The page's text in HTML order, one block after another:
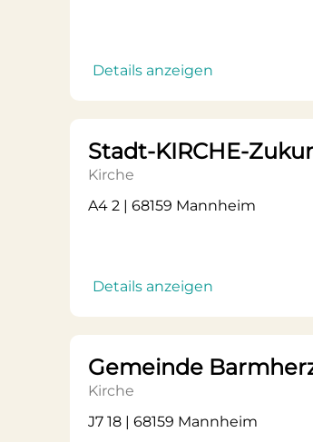
Details anzeigen
Stadt-KIRCHE-
Kirche
A4 2 | 68159 Mannheim
Details anzeigen
Gemeinde
Kirche
J7 18 | 68159 Mannheim